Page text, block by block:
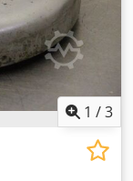
1 /3